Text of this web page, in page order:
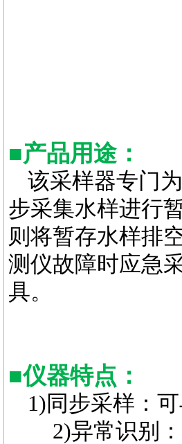
■产品用途 ：
该采样器专门
步采集水样进行
则将暂存水样排
测仪故障时应急
具。
■仪器特点 ：
1)同步采样：
2)异常识别：